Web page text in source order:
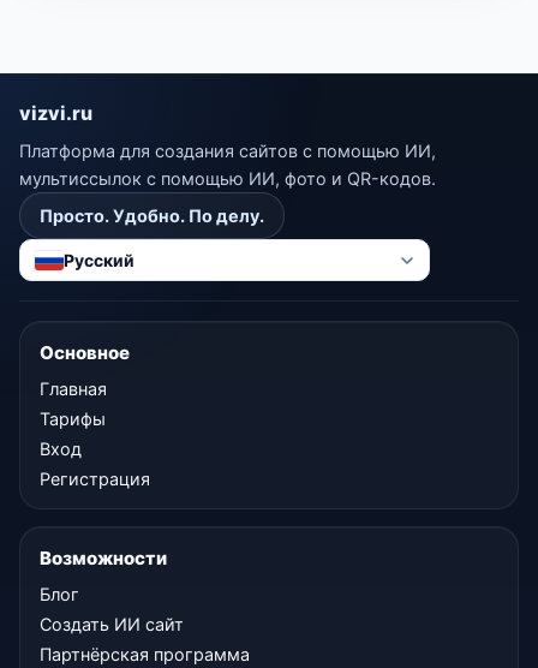
vizvi.ru
Платформа для создания сайтов с помощью ИИ,
мультиссылок с помощью ИИ, фото и QR-кодов.
Просто. Удобно. По делу.
Русский
Основное
Главная
Тарифы
Вход
Регистрация
Возможности
Блог
Создать ИИ сайт
Партнёрская программа